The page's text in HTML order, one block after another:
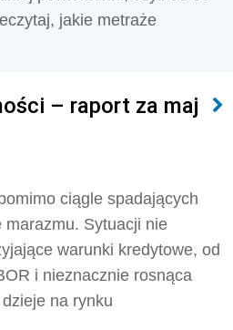
jakie metraże
– raport za maj
ciągle spadających
Sytuacji nie
warunki kredytowe, od
i nieznacznie rosnąca
na rynku